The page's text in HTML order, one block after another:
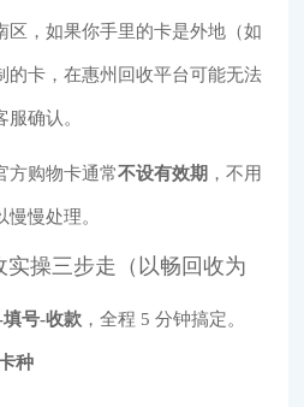
区，如果你手里的卡是外地（如
的卡，在惠州回收平台可能无法
确认。
方购物卡通常不设有效期 ，不用
慢处理。
实操三步走（以畅回收为
填号-收款 ，全程 5 分钟搞定。
种